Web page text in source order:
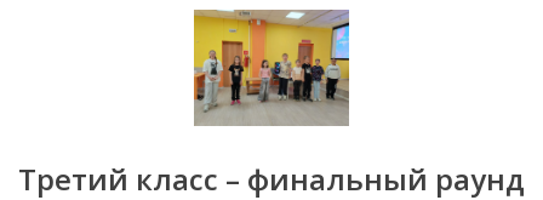
Третий класс – финальный раунд